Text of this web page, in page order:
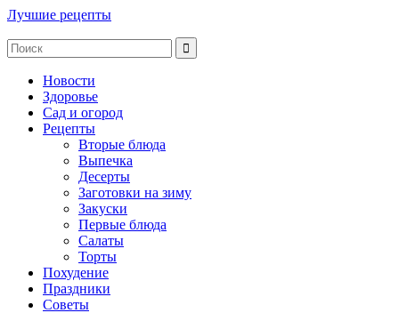
Лучшие рецепты
Новости
Здоровье
Сад и огород
Рецепты
Вторые блюда
Выпечка
Десерты
Заготовки на зиму
Закуски
Первые блюда
Салаты
Торты
Похудение
Праздники
Советы